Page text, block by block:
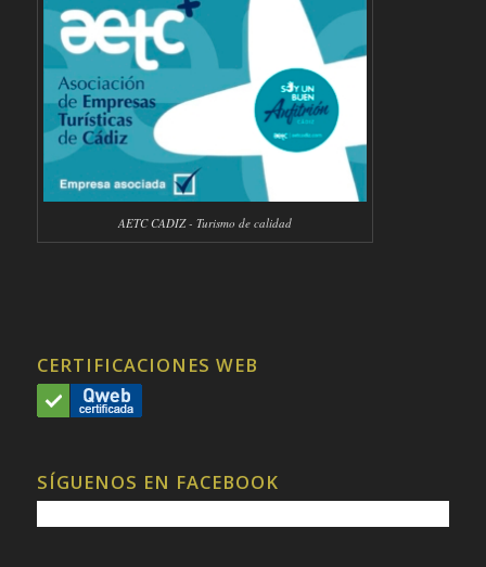
AETC CADIZ - Turismo de calidad
CERTIFICACIONES WEB
SÍGUENOS EN FACEBOOK